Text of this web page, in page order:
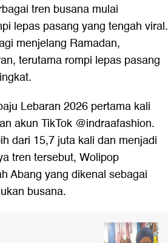
tren busana mulai
lepas pasang yang tengah viral.
menjelang Ramadan,
terutama rompi lepas pasang
Lebaran 2026 pertama kali
akun TikTok @indraafashion.
dari 15,7 juta kali dan menjadi
tren tersebut, Wolipop
Abang yang dikenal sebagai
busana.